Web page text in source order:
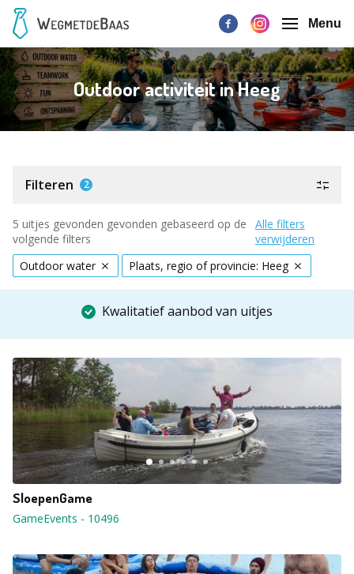
Menu
Outdoor activiteit in Heeg
Filteren 2
5 uitjes gevonden gevonden gebaseerd op de
volgende filters
Alle filters
verwijderen
Outdoor water
Plaats, regio of provincie: Heeg
Kwalitatief aanbod van uitjes
SloepenGame
GameEvents - 10496